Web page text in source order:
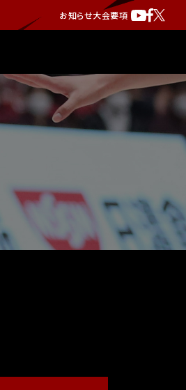
お知らせ大会要項